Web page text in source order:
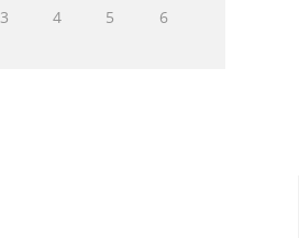
3 4 5 6